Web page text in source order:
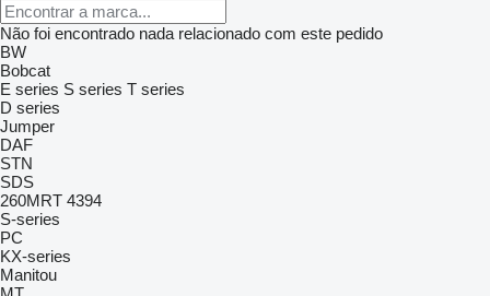
Não foi encontrado nada relacionado com este pedido
BW
Bobcat
E series S series T series
D series
Jumper
DAF
STN
SDS
260MRT 4394
S-series
PC
KX-series
Manitou